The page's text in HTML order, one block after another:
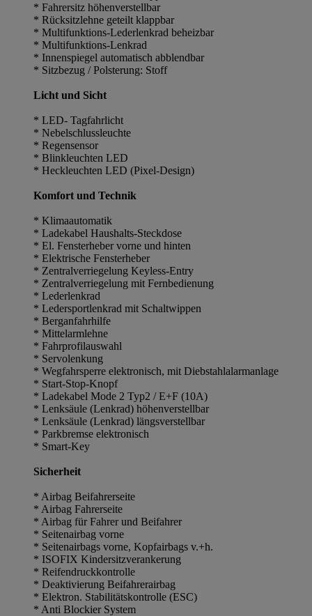
* Fahrersitz höhenverstellbar
* Rücksitzlehne geteilt klappbar
* Multifunktions-Lederlenkrad beheizbar
* Multifunktions-Lenkrad
* Innenspiegel automatisch abblendbar
* Sitzbezug / Polsterung: Stoff
Licht und Sicht
* LED- Tagfahrlicht
* Nebelschlussleuchte
* Regensensor
* Blinkleuchten LED
* Heckleuchten LED (Pixel-Design)
Komfort und Technik
* Klimaautomatik
* Ladekabel Haushalts-Steckdose
* El. Fensterheber vorne und hinten
* Elektrische Fensterheber
* Zentralverriegelung Keyless-Entry
* Zentralverriegelung mit Fernbedienung
* Lederlenkrad
* Ledersportlenkrad mit Schaltwippen
* Berganfahrhilfe
* Mittelarmlehne
* Fahrprofilauswahl
* Servolenkung
* Wegfahrsperre elektronisch, mit Diebstahlalarmanlage
* Start-Stop-Knopf
* Ladekabel Mode 2 Typ2 / E+F (10A)
* Lenksäule (Lenkrad) höhenverstellbar
* Lenksäule (Lenkrad) längsverstellbar
* Parkbremse elektronisch
* Smart-Key
Sicherheit
* Airbag Beifahrerseite
* Airbag Fahrerseite
* Airbag für Fahrer und Beifahrer
* Seitenairbag vorne
* Seitenairbags vorne, Kopfairbags v.+h.
* ISOFIX Kindersitzverankerung
* Reifendruckkontrolle
* Deaktivierung Beifahrerairbag
* Elektron. Stabilitätskontrolle (ESC)
* Anti Blockier System